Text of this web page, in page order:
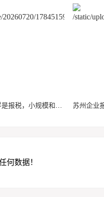
苏州财税提醒：同样是报税，小规模和一般纳税人千万不能混为一谈
何数据！